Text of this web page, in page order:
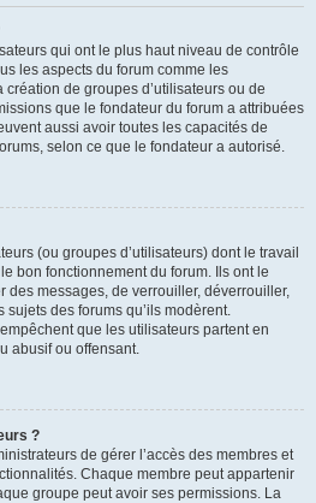
qui ont le plus haut niveau de contrôle
les aspects du forum comme les
de groupes d’utilisateurs ou de
que le fondateur du forum a attribuées
aussi avoir toutes les capacités de
selon ce que le fondateur a autorisé.
(ou groupes d’utilisateurs) dont le travail
bon fonctionnement du forum. Ils ont le
des messages, de verrouiller, déverrouiller,
des forums qu’ils modèrent.
que les utilisateurs partent en
abusif ou offensant.
?
de gérer l’accès des membres et
Chaque membre peut appartenir
groupe peut avoir ses permissions. La